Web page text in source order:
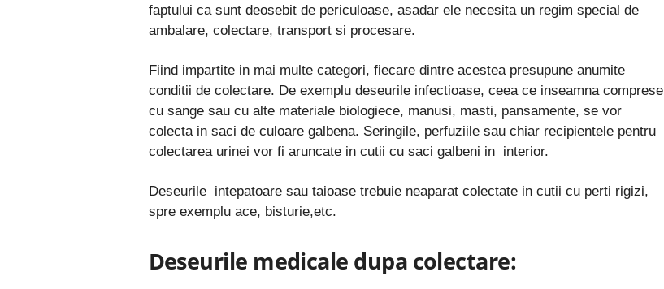
faptului ca sunt deosebit de periculoase, asadar ele necesita un regim special de
ambalare, colectare, transport si procesare.
Fiind impartite in mai multe categori, fiecare dintre acestea presupune anumite
conditii de colectare. De exemplu deseurile infectioase, ceea ce inseamna comprese
cu sange sau cu alte materiale biologiece, manusi, masti, pansamente, se vor
colecta in saci de culoare galbena. Seringile, perfuziile sau chiar recipientele pentru
colectarea urinei vor fi aruncate in cutii cu saci galbeni in
interior.
Deseurile
intepatoare sau taioase trebuie neaparat colectate in cutii cu perti rigizi,
spre exemplu ace, bisturie,etc.
Deseurile medicale dupa colectare: